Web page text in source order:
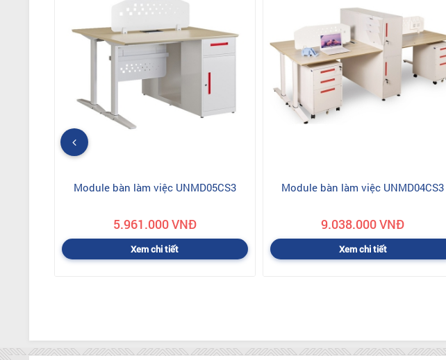
Module bàn làm việc UNMD05CS3
5.961.000 VNĐ
Xem chi tiết
Module bàn làm việc UNMD04CS3
9.038.000 VNĐ
Xem chi tiết